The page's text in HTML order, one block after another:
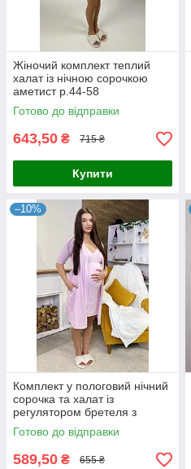
Жіночий комплект теплий
халат із нічною сорочкою
аметист р.44-58
Готово до відправки
643,50 ₴ 715 ₴
Купити
–10%
Комплект у пологовий нічний
сорочка та халат із
регулятором бретеля з
кантом рожевий 44-54р.
Готово до відправки
589,50 ₴ 655 ₴